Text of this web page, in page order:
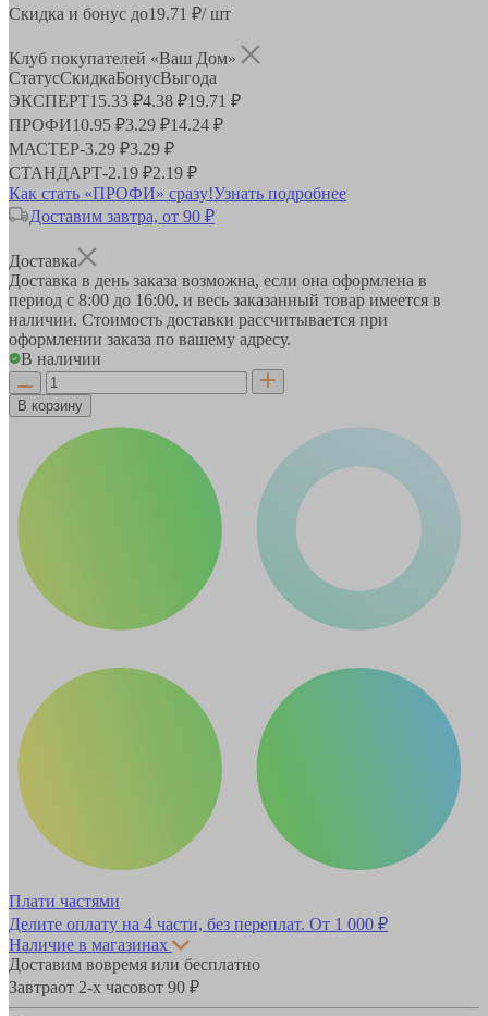
Скидка и бонус до19.71 ₽/ шт
Клуб покупателей «Ваш Дом»
СтатусСкидкаБонусВыгода
ЭКСПЕРТ15.33 ₽4.38 ₽19.71 ₽
ПРОФИ10.95 ₽3.29 ₽14.24 ₽
МАСТЕР-3.29 ₽3.29 ₽
СТАНДАРТ-2.19 ₽2.19 ₽
Как стать «ПРОФИ» сразу!Узнать подробнее
Доставим завтра, от 90 ₽
Доставка
Доставка в день заказа возможна, если она оформлена в
период с 8:00 до 16:00, и весь заказанный товар имеется в
наличии. Стоимость доставки рассчитывается при
оформлении заказа по вашему адресу.
В наличии
В корзину
Плати частями
Делите оплату на 4 части, без переплат. От 1 000 ₽
Наличие в магазинах
Доставим вовремя или бесплатно
Завтраот 2-х часовот 90 ₽